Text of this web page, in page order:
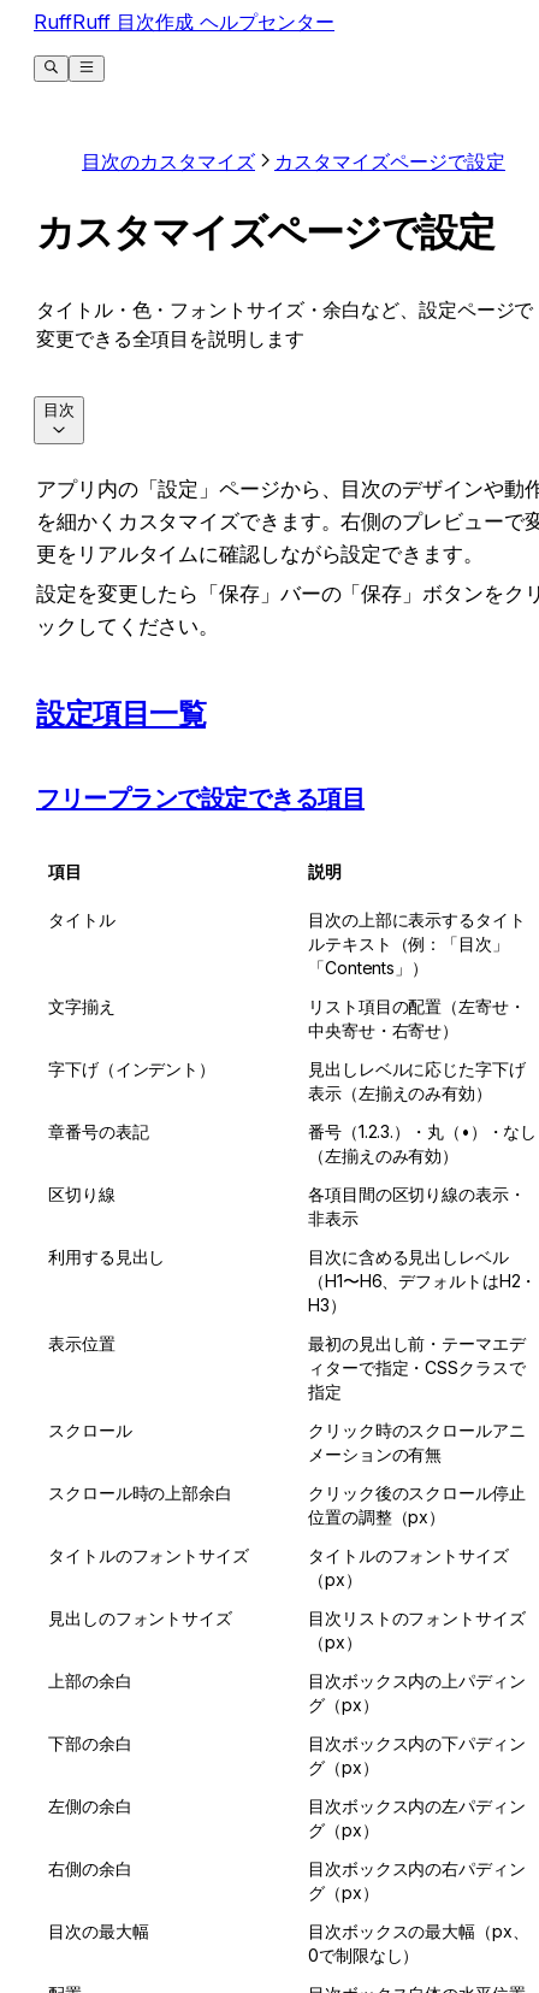
RuffRuff 目次作成 ヘルプセンター
目次のカスタマイズ カスタマイズページで設定
カスタマイズページで設定
タイトル・色・フォントサイズ・余白など、設定ページで
変更できる全項目を説明します
アプリ内の「設定」ページから、目次のデザインや動
を細かくカスタマイズできます。右側のプレビューで
更をリアルタイムに確認しながら設定できます。
設定を変更したら「保存」バーの「保存」ボタンをク
ックしてください。
設定項目一覧
フリープランで設定できる項目
項目 説明
タイトル
目次の上部に表示するタイト
ルテキスト（例：「目次」
「Contents」）
文字揃え
リスト項目の配置（左寄せ・
中央寄せ・右寄せ）
字下げ（インデント）
見出しレベルに応じた字下げ
表示（左揃えのみ有効）
章番号の表記
番号（1.2.3.）・丸（•）・なし
（左揃えのみ有効）
区切り線
各項目間の区切り線の表示・
非表示
利用する見出し
目次に含める見出しレベル
（H1〜H6、デフォルトはH2・
H3）
表示位置
最初の見出し前・テーマエデ
ィターで指定・CSSクラスで
指定
スクロール
クリック時のスクロールアニ
メーションの有無
スクロール時の上部余白
クリック後のスクロール停止
位置の調整（px）
タイトルのフォントサイズ
タイトルのフォントサイズ
（px）
見出しのフォントサイズ
目次リストのフォントサイズ
（px）
上部の余白
目次ボックス内の上パディン
グ（px）
下部の余白
目次ボックス内の下パディン
グ（px）
左側の余白
目次ボックス内の左パディン
グ（px）
右側の余白
目次ボックス内の右パディン
グ（px）
目次の最大幅
目次ボックスの最大幅（px、
0で制限なし）
目次